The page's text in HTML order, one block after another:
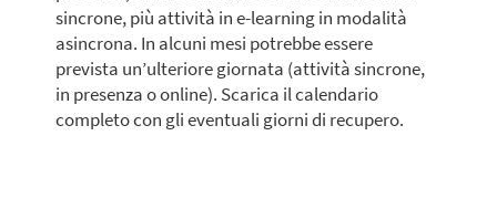
sincrone, più attività in e-learning in modalità
asincrona. In alcuni mesi potrebbe essere
prevista un’ulteriore giornata (attività sincrone,
in presenza o online). Scarica il calendario
completo con gli eventuali giorni di recupero.